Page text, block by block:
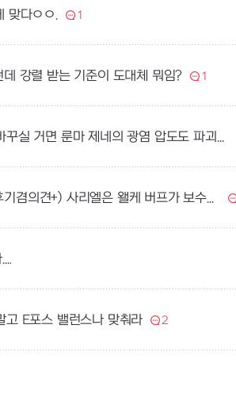
맞다ㅇㅇ. 1
강렬 받는 기준이 도대체 뭐임? 1
죄송한데 나엠 포티 파괴로 바꾸실 거면 룬마 제네의 광염 압도도 파괴로 바꿔주심 안되나요?
사리엘 저번밸패와 이번밸패 후기겸의견+) 사리엘은 왤케 버프가 보수적인가요
고 E포스 밸런스나 맞춰라 2